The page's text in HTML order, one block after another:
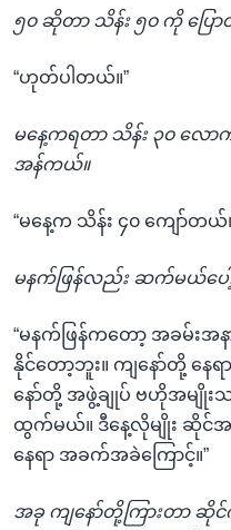
၅၀ ဆိုတာ သိန်း ၅၀ ကို ပြေ
“ဟုတ်ပါတယ်။”
မနေ့ကရတာ သိန်း ၃၀ လော
အန်ကယ်။
“မနေ့က သိန်း ၄၀ ကျော်တယ်
မနက်ဖြန်လည်း ဆက်မယ်ပေါ့
“မနက်ဖြန်ကတော့ အခမ်းအန
နိုင်တော့ဘူး။ ကျနော်တို့ နေ
နော်တို့ အဖွဲ့ချုပ် ဗဟိုအမျို
ထွက်မယ်။ ဒီနေ့လိုမျိုး ဆိုင်အ
နေရာ အခက်အခဲကြောင့်။”
အခု ကျနော်တို့ကြားတာ ဆိုင်